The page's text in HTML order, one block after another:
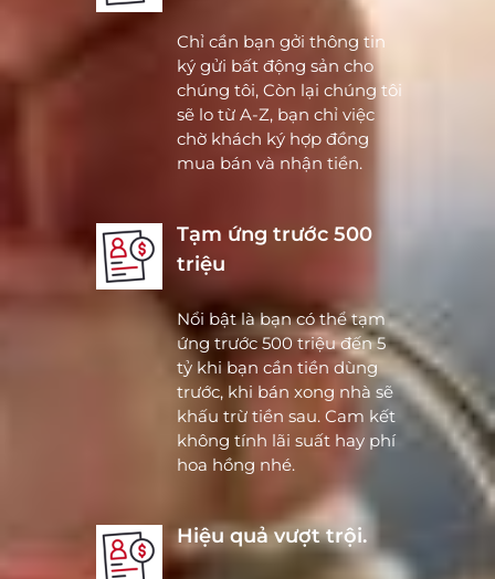
Chỉ cần bạn gởi thông tin
ký gửi bất động sản cho
chúng tôi, Còn lại chúng tôi
sẽ lo từ A-Z, bạn chỉ việc
chờ khách ký hợp đồng
mua bán và nhận tiền.
Tạm ứng trước 500
triệu
Nổi bật là bạn có thể tạm
ứng trước 500 triệu đến 5
tỷ khi bạn cần tiền dùng
trước, khi bán xong nhà sẽ
khấu trừ tiền sau. Cam kết
không tính lãi suất hay phí
hoa hồng nhé.
Hiệu quả vượt trội.